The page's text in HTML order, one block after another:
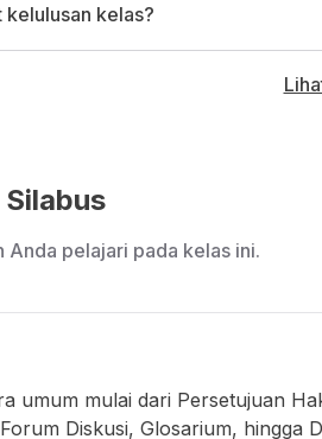
kelas?
Silabus
Anda pelajari pada kelas ini.
umum mulai dari Persetujuan
Diskusi, Glosarium, hingga